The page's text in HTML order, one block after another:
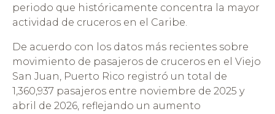
periodo que históricamente concentra la mayor
actividad de cruceros en el Caribe.
De acuerdo con los datos más recientes sobre
movimiento de pasajeros de cruceros en el Viejo
San Juan, Puerto Rico registró un total de
1,360,937 pasajeros entre noviembre de 2025 y
abril de 2026, reflejando un aumento